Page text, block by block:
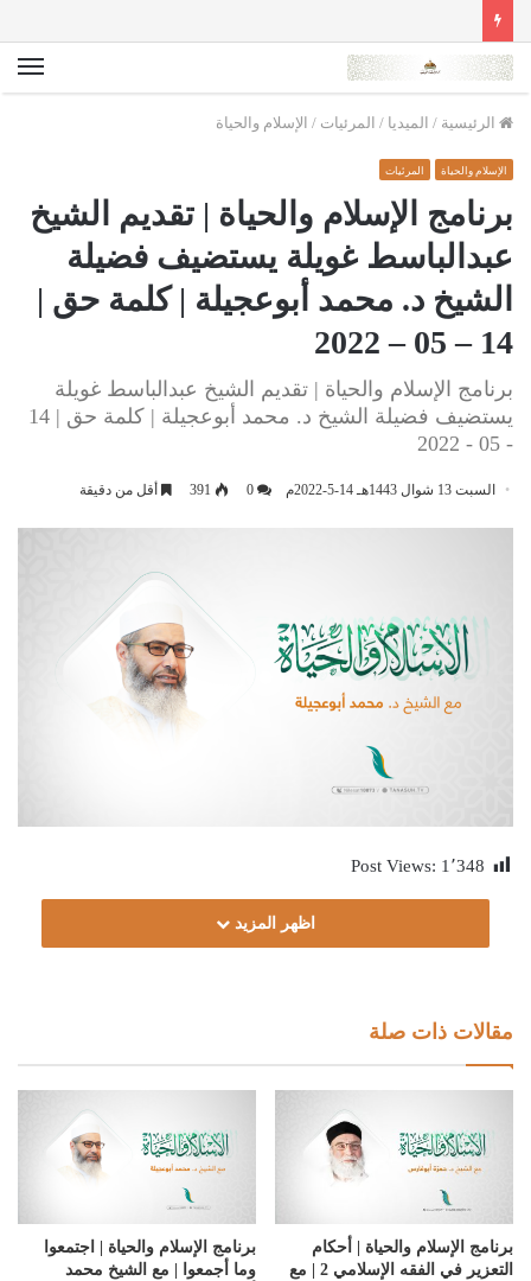
الرئيسية / الميديا / المرئيات / الإسلام والحياة
الإسلام والحياة المرئيات
برنامج الإسلام والحياة | تقديم الشيخ
عبدالباسط غويلة يستضيف فضيلة
الشيخ د. محمد أبوعجيلة | كلمة حق |
14 – 05 – 2022
برنامج الإسلام والحياة | تقديم الشيخ عبدالباسط غويلة
يستضيف فضيلة الشيخ د. محمد أبوعجيلة | كلمة حق | 14
- 05 - 2022
السبت 13 شوال 1443هـ 14-5-2022م 0
391 أقل من دقيقة
Post Views: 1٬348
اظهر المزيد
مقالات ذات صلة
برنامج الإسلام والحياة | أحكام
التعزير في الفقه الإسلامي 2 | مع
برنامج الإسلام والحياة | اجتمعوا
وما أجمعوا | مع الشيخ محمد